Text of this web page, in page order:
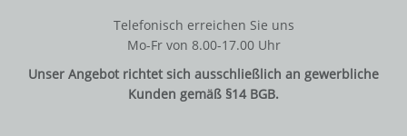
Telefonisch erreichen Sie uns
Mo-Fr von 8.00-17.00 Uhr
Unser Angebot richtet sich ausschließlich an gewerbliche
Kunden gemäß §14 BGB.